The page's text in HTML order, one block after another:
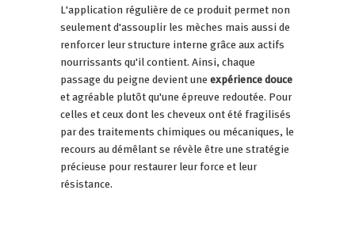
L'application régulière de ce produit permet non
seulement d'assouplir les mèches mais aussi de
renforcer leur structure interne grâce aux actifs
nourrissants qu'il contient. Ainsi, chaque
passage du peigne devient uneexpérience douce
et agréable plutôt qu'une épreuve redoutée. Pour
celles et ceux dont les cheveux ont été fragilisés
par des traitements chimiques ou mécaniques, le
recours au démêlant se révèle être une stratégie
précieuse pour restaurer leur force et leur
résistance.